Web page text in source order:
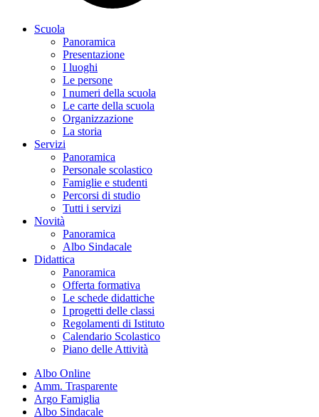
Scuola
Panoramica
Presentazione
I luoghi
Le persone
I numeri della scuola
Le carte della scuola
Organizzazione
La storia
Servizi
Panoramica
Personale scolastico
Famiglie e studenti
Percorsi di studio
Tutti i servizi
Novità
Panoramica
Albo Sindacale
Didattica
Panoramica
Offerta formativa
Le schede didattiche
I progetti delle classi
Regolamenti di Istituto
Calendario Scolastico
Piano delle Attività
Albo Online
Amm. Trasparente
Argo Famiglia
Albo Sindacale